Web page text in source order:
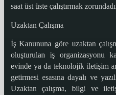
saat üst üste çalıştırmak
Uzaktan Çalışma
İş Kanununa göre uzaktan
oluşturulan iş organizasyonu
evinde ya da teknolojik iletişim
getirmesi esasına dayalı ve
Uzaktan çalışma, bilgi ve